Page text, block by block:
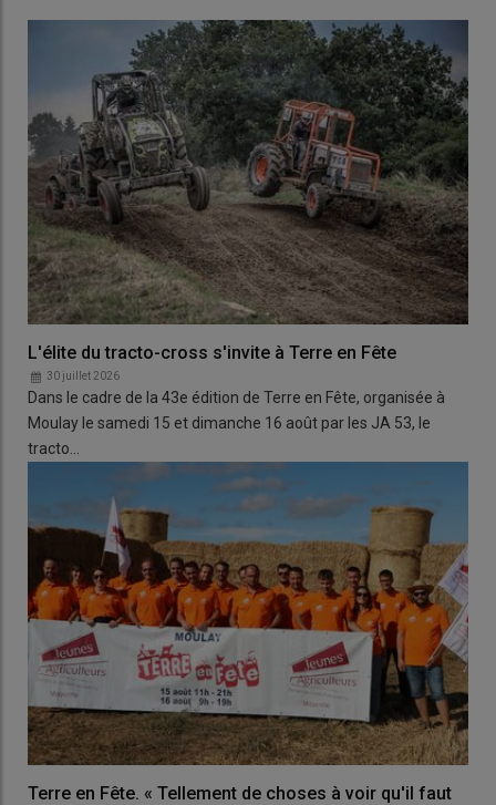
L'élite du tracto-cross s'invite à Terre en Fête
30 juillet 2026
Dans le cadre de la 43e édition de Terre en Fête, organisée à
Moulay le samedi 15 et dimanche 16 août par les JA 53, le
tracto…
Terre en Fête. « Tellement de choses à voir qu'il faut